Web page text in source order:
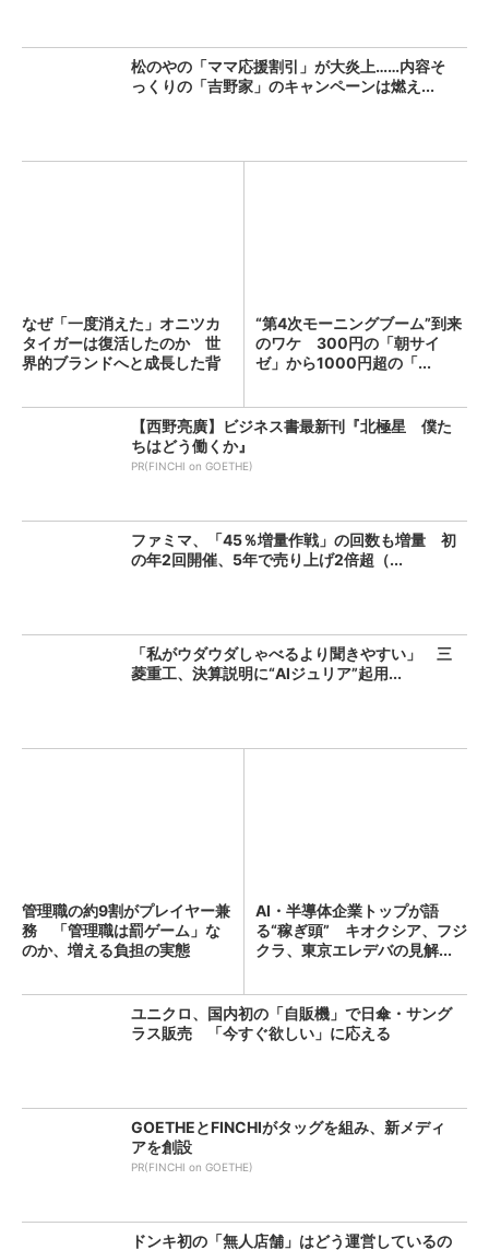
松のやの「ママ応援割引」が大炎上……内容そ
っくりの「吉野家」のキャンペーンは燃え...
なぜ「一度消えた」オニツカ
タイガーは復活したのか 世
界的ブランドへと成長した背
“第4次モーニングブーム”到来
のワケ 300円の「朝サイ
ゼ」から1000円超の「...
【西野亮廣】ビジネス書最新刊『北極星 僕た
ちはどう働くか』
PR(FINCHI on GOETHE)
ファミマ、「45％増量作戦」の回数も増量 初
の年2回開催、5年で売り上げ2倍超（...
「私がウダウダしゃべるより聞きやすい」 三
菱重工、決算説明に“AIジュリア”起用...
管理職の約9割がプレイヤー兼
務 「管理職は罰ゲーム」な
のか、増える負担の実態
AI・半導体企業トップが語
る“稼ぎ頭” キオクシア、フジ
クラ、東京エレデバの見解...
ユニクロ、国内初の「自販機」で日傘・サング
ラス販売 「今すぐ欲しい」に応える
GOETHEとFINCHIがタッグを組み、新メディ
アを創設
PR(FINCHI on GOETHE)
ドンキ初の「無人店舗」はどう運営しているの